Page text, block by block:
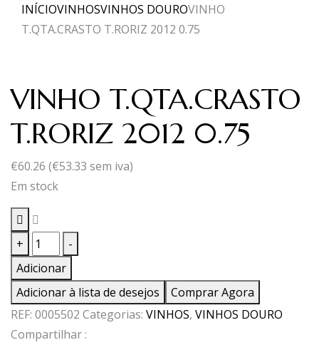
INÍCIOVINHOSVINHOS DOUROVINHO
T.QTA.CRASTO T.RORIZ 2012 0.75
VINHO T.QTA.CRASTO
T.RORIZ 2012 0.75
€60.26 (€53.33 sem iva)
Em stock
+
Quantidade
de
VINHO
T.QTA.CRASTO
T.RORIZ
2012
-
Adicionar
Adicionar à lista de desejos
Comprar Agora
REF: 0005502 Categorias: VINHOS, VINHOS DOURO
Compartilhar :